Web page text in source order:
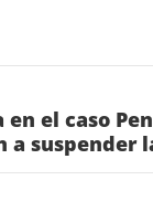
el caso
a suspender